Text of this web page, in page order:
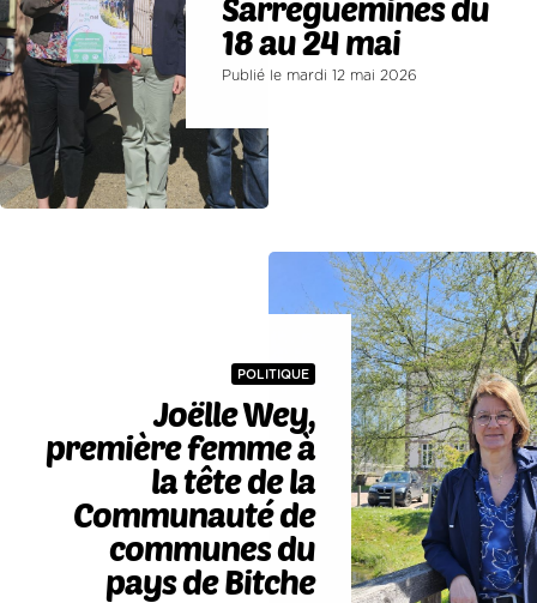
Sarreguemines du
18 au 24 mai
Publié le mardi 12 mai 2026
POLITIQUE
Joëlle Wey,
première femme à
la tête de la
Communauté de
communes du
pays de Bitche